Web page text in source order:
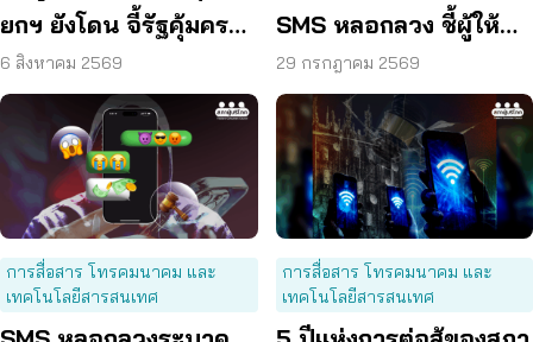
ยกฯ ยังโดน จี้รัฐคุ้มครอง
ข้อมูลส่วนบุคคล
6 สิงหาคม 2569
SMS หลอกลวง ชี้ผู้ให้
บริการต้องร่วมรับผิด
29 กรกฎาคม 2569
การสื่อสาร โทรคมนาคม และ
เทคโนโลยีสารสนเทศ
การสื่อสาร โทรคมนาคม และ
เทคโนโลยีสารสนเทศ